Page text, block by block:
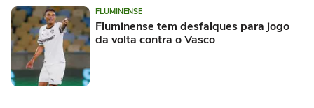
FLUMINENSE
Fluminense tem desfalques para jogo
da volta contra o Vasco